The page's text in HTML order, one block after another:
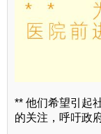
** 他们希望引起
的关注，呼吁政